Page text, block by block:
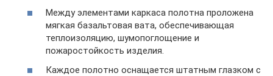
Между элементами каркаса полотна проложена
мягкая базальтовая вата, обеспечивающая
теплоизоляцию, шумопоглощение и
пожаростойкость изделия.
Каждое полотно оснащается штатным глазком с